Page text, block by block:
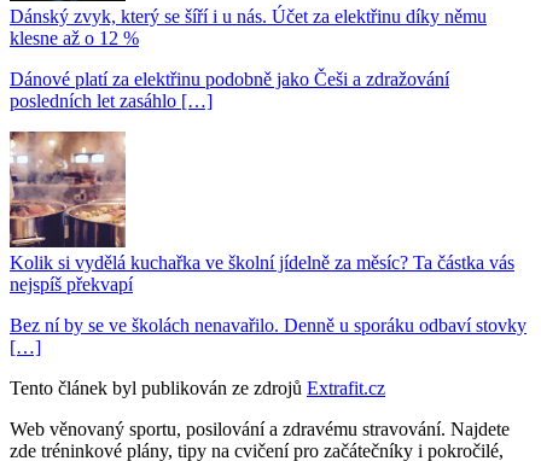
Dánský zvyk, který se šíří i u nás. Účet za elektřinu díky němu
klesne až o 12 %
Dánové platí za elektřinu podobně jako Češi a zdražování
posledních let zasáhlo […]
Kolik si vydělá kuchařka ve školní jídelně za měsíc? Ta částka vás
nejspíš překvapí
Bez ní by se ve školách nenavařilo. Denně u sporáku odbaví stovky
[…]
Tento článek byl publikován ze zdrojů Extrafit.cz
Web věnovaný sportu, posilování a zdravému stravování. Najdete
zde tréninkové plány, tipy na cvičení pro začátečníky i pokročilé,